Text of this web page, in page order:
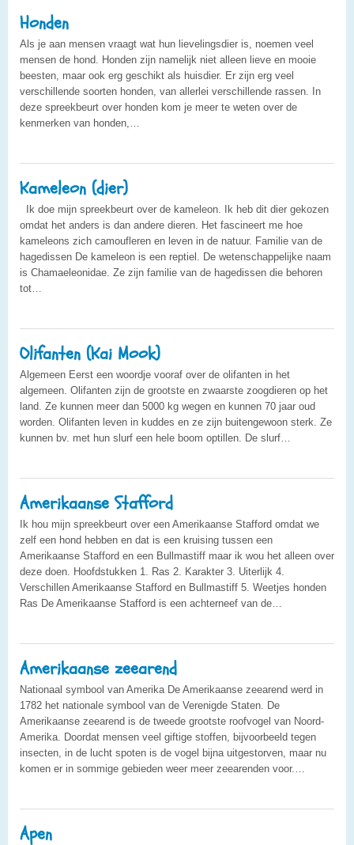
Honden
Als je aan mensen vraagt wat hun lievelingsdier is, noemen veel
mensen de hond. Honden zijn namelijk niet alleen lieve en mooie
beesten, maar ook erg geschikt als huisdier. Er zijn erg veel
verschillende soorten honden, van allerlei verschillende rassen. In
deze spreekbeurt over honden kom je meer te weten over de
kenmerken van honden,…
Kameleon (dier)
Ik doe mijn spreekbeurt over de kameleon. Ik heb dit dier gekozen
omdat het anders is dan andere dieren. Het fascineert me hoe
kameleons zich camoufleren en leven in de natuur. Familie van de
hagedissen De kameleon is een reptiel. De wetenschappelijke naam
is Chamaeleonidae. Ze zijn familie van de hagedissen die behoren
tot…
Olifanten (Kai Mook)
Algemeen Eerst een woordje vooraf over de olifanten in het
algemeen. Olifanten zijn de grootste en zwaarste zoogdieren op het
land. Ze kunnen meer dan 5000 kg wegen en kunnen 70 jaar oud
worden. Olifanten leven in kuddes en ze zijn buitengewoon sterk. Ze
kunnen bv. met hun slurf een hele boom optillen. De slurf…
Amerikaanse Stafford
Ik hou mijn spreekbeurt over een Amerikaanse Stafford omdat we
zelf een hond hebben en dat is een kruising tussen een
Amerikaanse Stafford en een Bullmastiff maar ik wou het alleen over
deze doen. Hoofdstukken 1. Ras 2. Karakter 3. Uiterlijk 4.
Verschillen Amerikaanse Stafford en Bullmastiff 5. Weetjes honden
Ras De Amerikaanse Stafford is een achterneef van de…
Amerikaanse zeearend
Nationaal symbool van Amerika De Amerikaanse zeearend werd in
1782 het nationale symbool van de Verenigde Staten. De
Amerikaanse zeearend is de tweede grootste roofvogel van Noord-
Amerika. Doordat mensen veel giftige stoffen, bijvoorbeeld tegen
insecten, in de lucht spoten is de vogel bijna uitgestorven, maar nu
komen er in sommige gebieden weer meer zeearenden voor.…
Apen